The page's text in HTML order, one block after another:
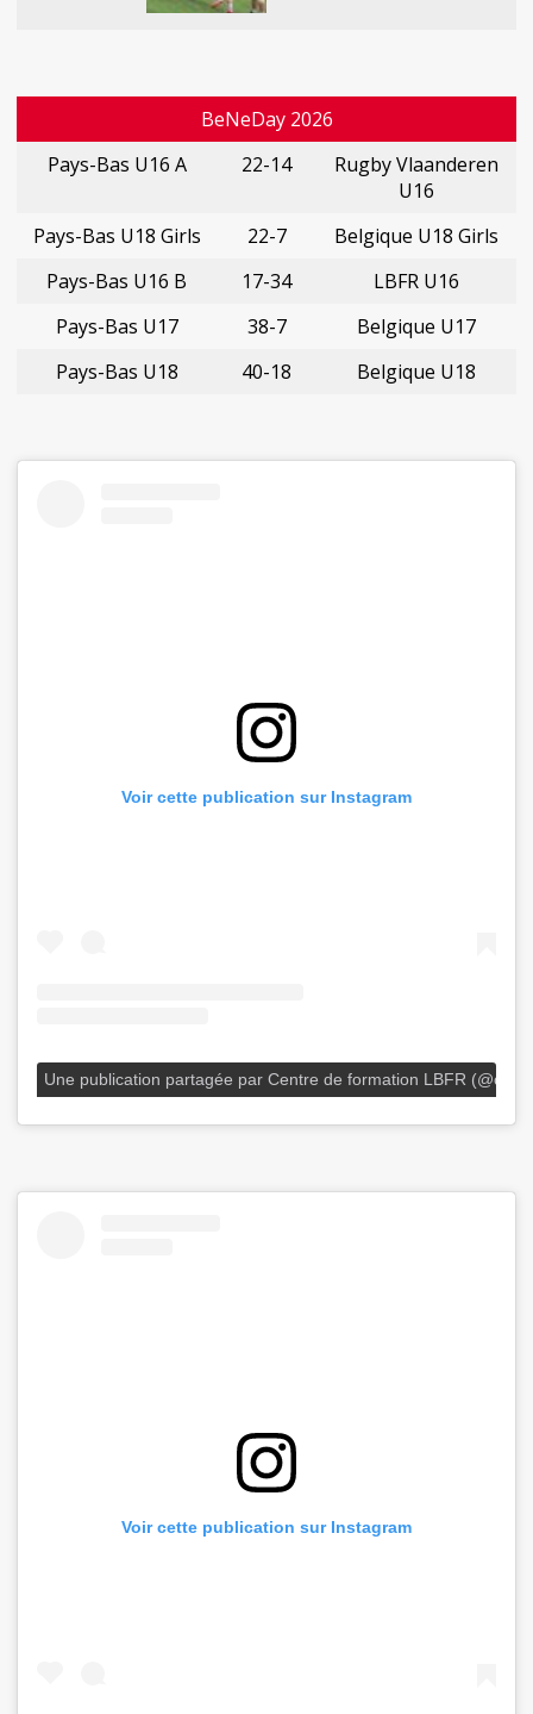
BeNeDay 2026
Pays-Bas U16 A
22-14
Rugby Vlaanderen
U16
Pays-Bas U18 Girls
22-7
Belgique U18 Girls
Pays-Bas U16 B
17-34
LBFR U16
Pays-Bas U17
38-7
Belgique U17
Pays-Bas U18
40-18 Belgique U18
Voir cette publication sur Instagram
Une publication partagée par Centre de formation LBFR
Voir cette publication sur Instagram